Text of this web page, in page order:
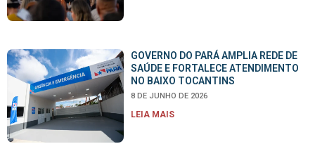
GOVERNO DO PARÁ AMPLIA REDE DE
SAÚDE E FORTALECE ATENDIMENTO
NO BAIXO TOCANTINS
8 DE JUNHO DE 2026
LEIA MAIS